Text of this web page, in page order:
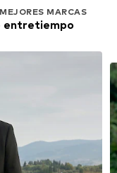
MARCAS
entretiempo